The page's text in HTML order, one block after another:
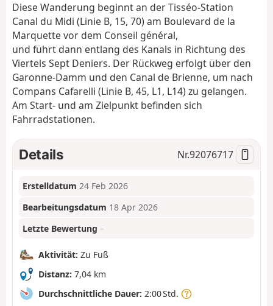
o
n
Diese Wanderung beginnt an der Tisséo-Station
Canal du Midi (Linie B, 15, 70) am Boulevard de la
Marquette vor dem Conseil général,
und führt dann entlang des Kanals in Richtung des
Viertels Sept Deniers. Der Rückweg erfolgt über den
Garonne-Damm und den Canal de Brienne, um nach
Compans Cafarelli (Linie B, 45, L1, L14) zu gelangen.
Am Start- und am Zielpunkt befinden sich
Fahrradstationen.
Details Nr.92076717
Erstelldatum 24 Feb 2026
Bearbeitungsdatum 18 Apr 2026
Letzte Bewertung –
Aktivität: Zu Fuß
Distanz: 7,04 km
Durchschnittliche Dauer: 2:00 Std.